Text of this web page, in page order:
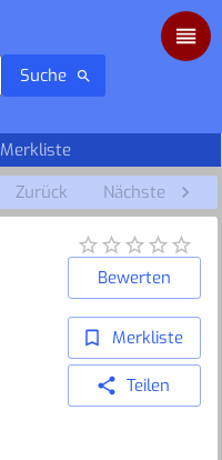
Suche
Merkliste
Zurück Nächste
Bewerten
Merkliste
Teilen